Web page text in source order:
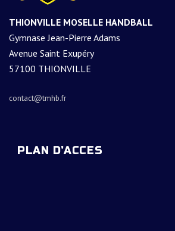
THIONVILLE MOSELLE HANDBALL
Gymnase Jean-Pierre Adams
Avenue Saint Exupéry
57100 THIONVILLE
contact@tmhb.fr
PLAN D’ACCES